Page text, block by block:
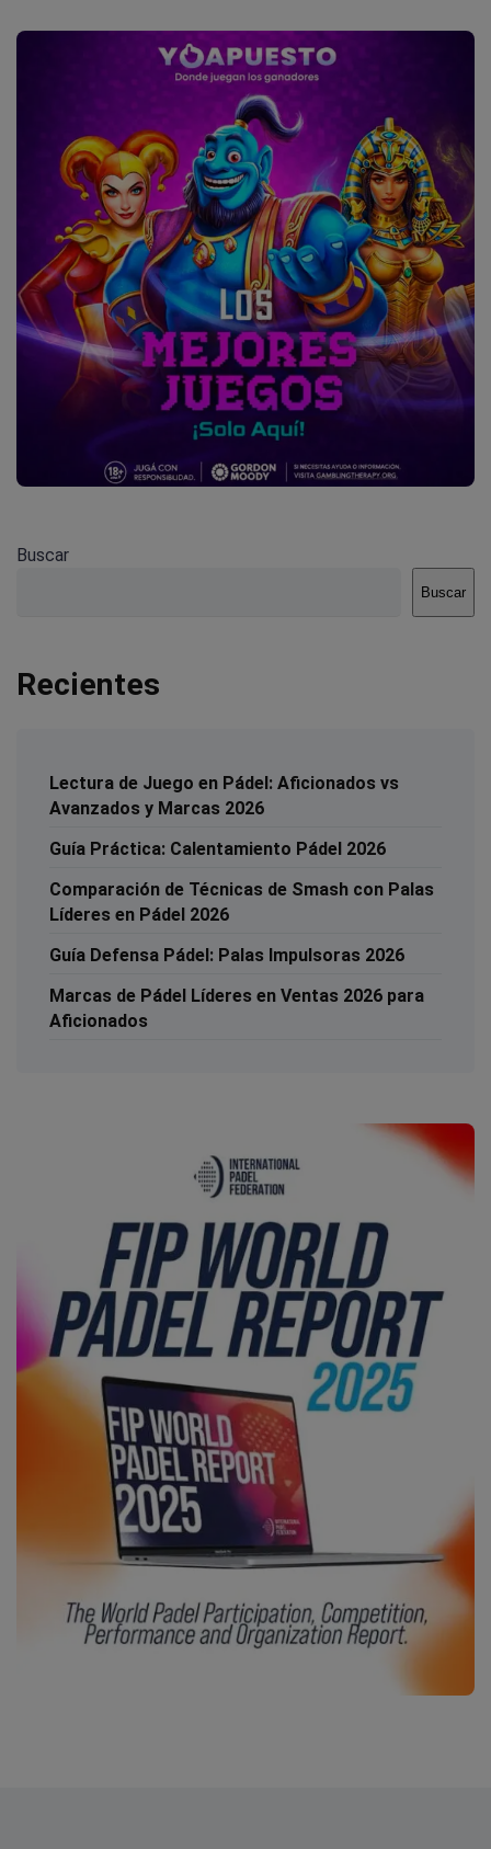
Buscar
Buscar
Recientes
Lectura de Juego en Pádel: Aficionados vs
Avanzados y Marcas 2026
Guía Práctica: Calentamiento Pádel 2026
Comparación de Técnicas de Smash con Palas
Líderes en Pádel 2026
Guía Defensa Pádel: Palas Impulsoras 2026
Marcas de Pádel Líderes en Ventas 2026 para
Aficionados